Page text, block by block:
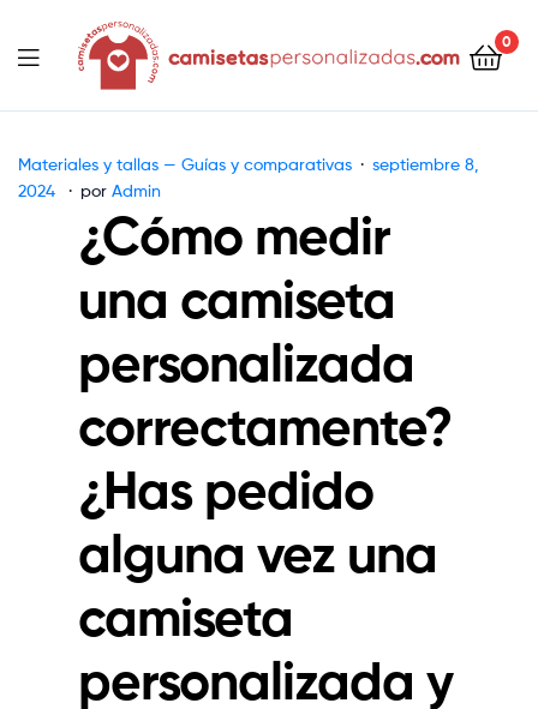
Camisetaspersonalizadas.com
0
Materiales y tallas — Guías y comparativas
septiembre 8,
2024
por Admin
¿Cómo medir
una camiseta
personalizada
correctamente?
¿Has pedido
alguna vez una
camiseta
personalizada y